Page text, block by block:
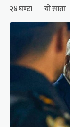
२४ घण्टा यो साता